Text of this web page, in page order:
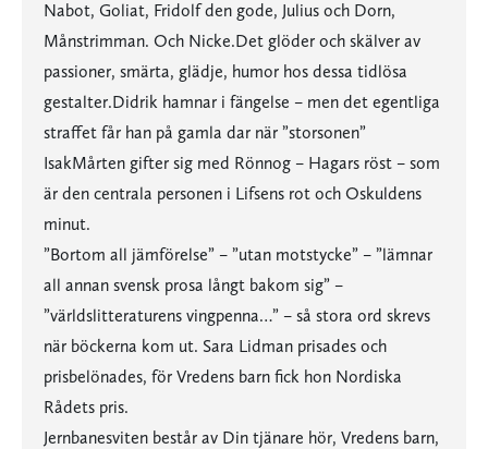
Nabot, Goliat, Fridolf den gode, Julius och Dorn,
Månstrimman. Och Nicke.Det glöder och skälver av
passioner, smärta, glädje, humor hos dessa tidlösa
gestalter.Didrik hamnar i fängelse – men det egentliga
straffet får han på gamla dar när ”storsonen”
IsakMårten gifter sig med Rönnog – Hagars röst – som
är den centrala personen i Lifsens rot och Oskuldens
minut.
”Bortom all jämförelse” – ”utan motstycke” – ”lämnar
all annan svensk prosa långt bakom sig” –
”världslitteraturens vingpenna…” – så stora ord skrevs
när böckerna kom ut. Sara Lidman prisades och
prisbelönades, för Vredens barn fick hon Nordiska
Rådets pris.
Jernbanesviten består av Din tjänare hör, Vredens barn,